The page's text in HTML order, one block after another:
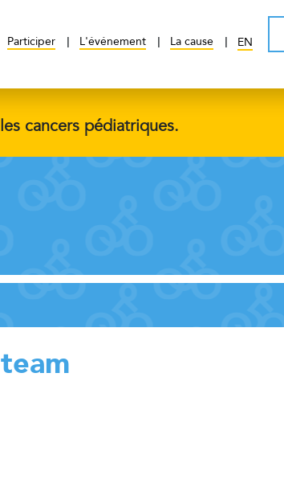
Participer L'événement La cause EN
cancers pédiatriques.